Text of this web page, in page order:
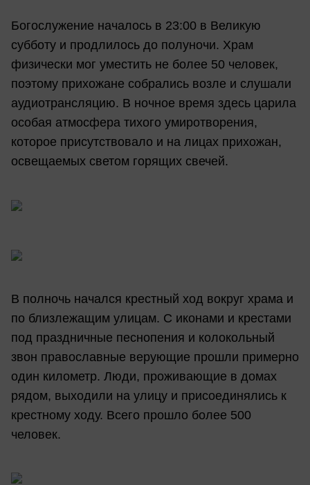
Богослужение началось в 23:00 в Великую
субботу и продлилось до полуночи. Храм
физически мог уместить не более 50 человек,
поэтому прихожане собрались возле и слушали
аудиотрансляцию. В ночное время здесь царила
особая атмосфера тихого умиротворения,
которое присутствовало и на лицах прихожан,
освещаемых светом горящих свечей.
В полночь начался крестный ход вокруг храма и
по близлежащим улицам. С иконами и крестами
под праздничные песнопения и колокольный
звон православные верующие прошли примерно
один километр. Люди, проживающие в домах
рядом, выходили на улицу и присоединялись к
крестному ходу. Всего прошло более 500
человек.